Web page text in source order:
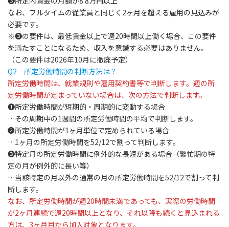
なお、フルタイムの従業員と同じく2ヶ月を超える雇用の見込みが
必要です。
※❸の要件は、最低賃金以上で週20時間以上働く場合、この要件
を満たすことになるため、収入を意識する必要はありません。
（この要件は2026年10月に撤廃予定）
Q2 所定労働時間の判断方法は？
所定労働時間は、就業規則や雇用契約書等で判断します。 週の所
定労働時間が定まっていない場合は、次の方法で判断します。
❶所定労働時間が短期的・周期的に変動する場合
…その周期中の1週間の所定労働時間の平均で判断します。
❷所定労働時間が1ヶ月単位で定められている場合
…1ヶ月の所定労働時間を52/12で割って判断します。
❸特定月の所定労働時間に例外的な長短がある場合（繁忙期の特
定の月が例外的に長い等）
…当該特定の月以外の通常の月の所定労働時間を52/12で割って判
断します。
なお、 所定労働時間が週20時間未満であっても、実際の労働時間
が2ヶ月連続で週20時間以上となり、それ以降も続くと見込まれる
方は、3ヶ月目から加入対象となります。